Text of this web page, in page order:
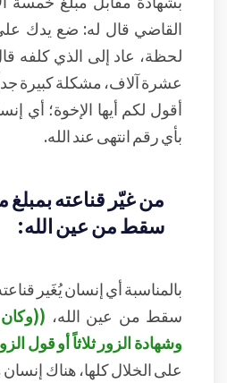
القاضي قال له: ضع يدك
لحظة، عاد إلى الذي كلفه
عشرة آلاف، مشكلة كبيرة
أقول لكم أيها الإخوة؛ أي
بأي رقم انتهى عند الله.
من غيّر قناعته بمبلغ
سقط من عين الله:
بالمناسبة أي إنسان يُغَير
سقط من عين الله،
وشهادة الزور ثلاثاً أو قول
على الخلال كلها، هناك